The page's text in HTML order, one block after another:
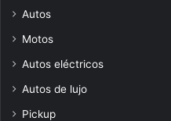
Autos
Motos
Autos eléctricos
Autos de lujo
Pickup